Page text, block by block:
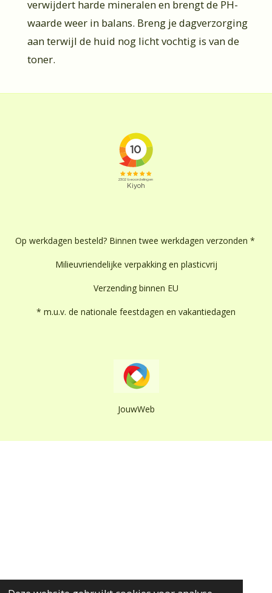
verwijdert harde mineralen en brengt de PH-
waarde weer in balans. Breng je dagverzorging
aan terwijl de huid nog licht vochtig is van de
toner.
Op werkdagen besteld? Binnen twee werkdagen verzonden *
Milieuvriendelijke verpakking en plasticvrij
Verzending binnen EU
* m.u.v. de nationale feestdagen en vakantiedagen
JouwWeb